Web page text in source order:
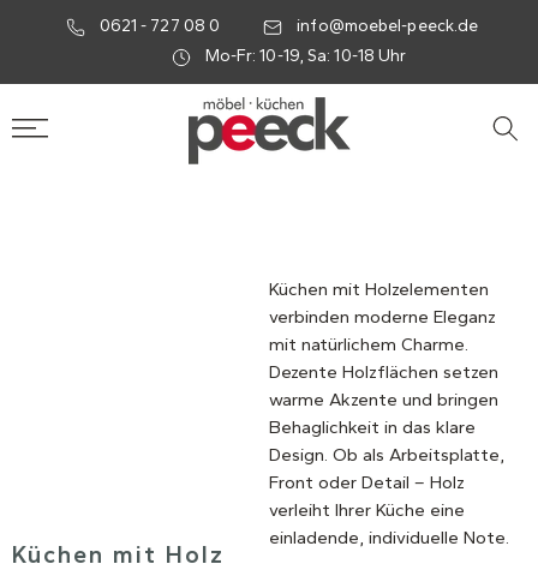
0621 - 727 08 0
info@moebel-peeck.de
Mo-Fr: 10-19, Sa: 10-18 Uhr
Küchen mit Holz
Küchen mit Holzelementen
verbinden moderne Eleganz
mit natürlichem Charme.
Dezente Holzflächen setzen
warme Akzente und bringen
Behaglichkeit in das klare
Design. Ob als Arbeitsplatte,
Front oder Detail – Holz
verleiht Ihrer Küche eine
einladende, individuelle Note.